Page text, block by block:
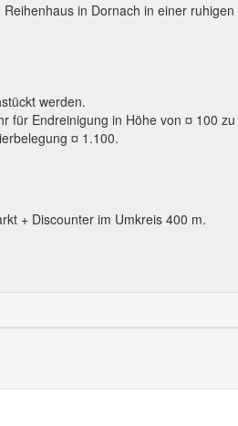
in Dornach in einer ruhigen
werden.
für Endreinigung in Höhe von ¤ 100 zu
¤ 1.100.
+ Discounter im Umkreis 400 m.